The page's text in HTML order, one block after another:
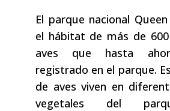
El parque nacional
el hábitat de más de
aves que hasta
registrado en el parque.
de aves viven en
vegetales del